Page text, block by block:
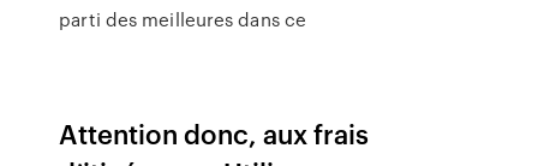
parti des meilleures dans ce
Attention donc, aux frais